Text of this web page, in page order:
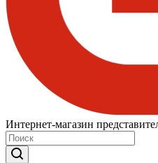
Интернет-магазин